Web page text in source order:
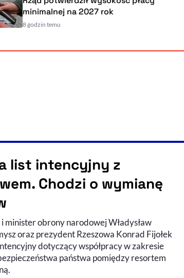
na 2027 rok
temu
list intencyjny z
Chodzi o wymianę
minister obrony narodowej Władysław
oraz prezydent Rzeszowa Konrad Fijołek
dotyczący współpracy w zakresie
państwa pomiędzy resortem